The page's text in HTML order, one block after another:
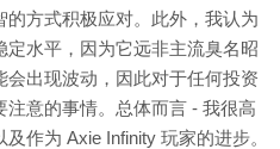
方式积极应对。此外，我认为
水平，因为它远非主流臭名昭
出现波动，因此对于任何投资
意的事情。总体而言 - 我很高
作为 Axie Infinity 玩家的进步。